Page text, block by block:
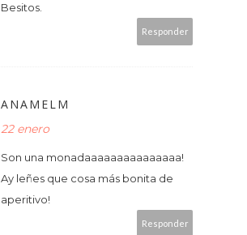
Besitos.
Responder
ANAMELM
22 enero
Son una monadaaaaaaaaaaaaaaa!
Ay leñes que cosa más bonita de
aperitivo!
Responder